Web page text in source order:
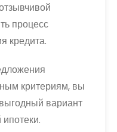
процесс
кредита.
критериям, вы
вариант